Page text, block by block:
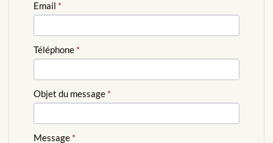
Email *
Téléphone*
Objet du message*
Message*